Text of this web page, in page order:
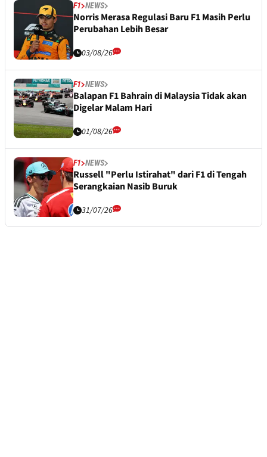
F1 NEWS
Norris Merasa Regulasi Baru F1 Masih Perlu
Perubahan Lebih Besar
03/08/26
F1 NEWS
Balapan F1 Bahrain di Malaysia Tidak akan
Digelar Malam Hari
01/08/26
F1 NEWS
Russell "Perlu Istirahat" dari F1 di Tengah
Serangkaian Nasib Buruk
31/07/26